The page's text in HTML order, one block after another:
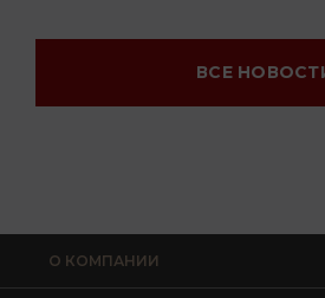
ВСЕ
О КОМПАНИИ